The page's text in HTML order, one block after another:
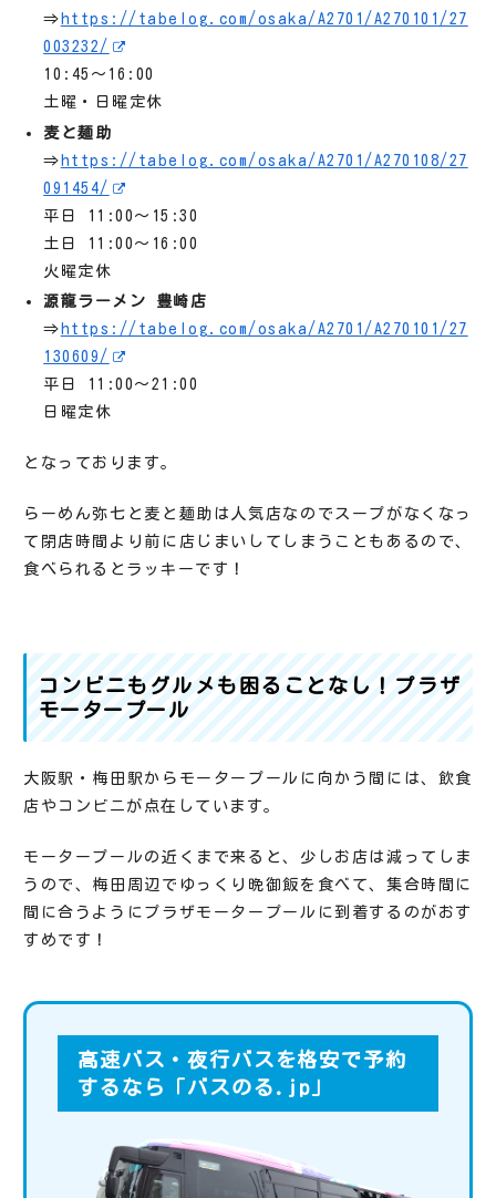
⇒ https://tabelog.com/osaka/A2701/A270101/27
003232/
10:45～16:00
土曜・日曜定休
麦と麺助
⇒ https://tabelog.com/osaka/A2701/A270108/27
091454/
平日 11:00～15:30
土日 11:00～16:00
火曜定休
源龍ラーメン 豊崎店
⇒ https://tabelog.com/osaka/A2701/A270101/27
130609/
平日 11:00～21:00
日曜定休
となっております。
らーめん弥七と麦と麺助は人気店なのでスープがなくなっ
て閉店時間より前に店じまいしてしまうこともあるので、
食べられるとラッキーです！
コンビニもグルメも困ることなし！プラザ
モータープール
大阪駅・梅田駅からモータープールに向かう間には、飲食
店やコンビニが点在しています。
モータープールの近くまで来ると、少しお店は減ってしま
うので、梅田周辺でゆっくり晩御飯を食べて、集合時間に
間に合うようにプラザモータープールに到着するのがおす
すめです！
高速バス・夜行バスを格安で予約
するなら「バスのる.jp」